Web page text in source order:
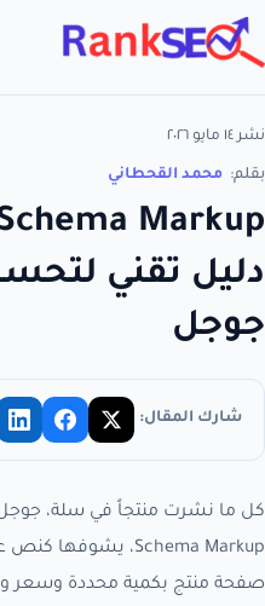
نشر ١٤ مايو ٢٠٢٦
بقلم: محمد القحطاني
دليل تقني
جوجل
شارك المقال:
كل ما نشرت منتجاً في سلة،
صفحة منتج بكمية محددة وسعر